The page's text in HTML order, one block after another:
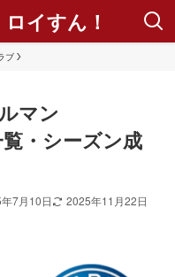
イすん！
ブ
マン
・シーズン成
7月10日 2025年11月22日